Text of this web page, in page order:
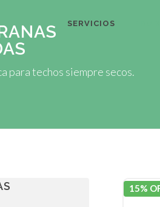
SERVICIOS
para techos siempre secos.
15%